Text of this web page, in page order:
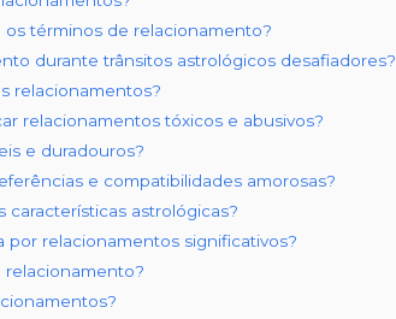
términos de relacionamento?
durante trânsitos astrológicos desafiadores?
relacionamentos?
relacionamentos tóxicos e abusivos?
e duradouros?
e compatibilidades amorosas?
características astrológicas?
por relacionamentos significativos?
relacionamento?